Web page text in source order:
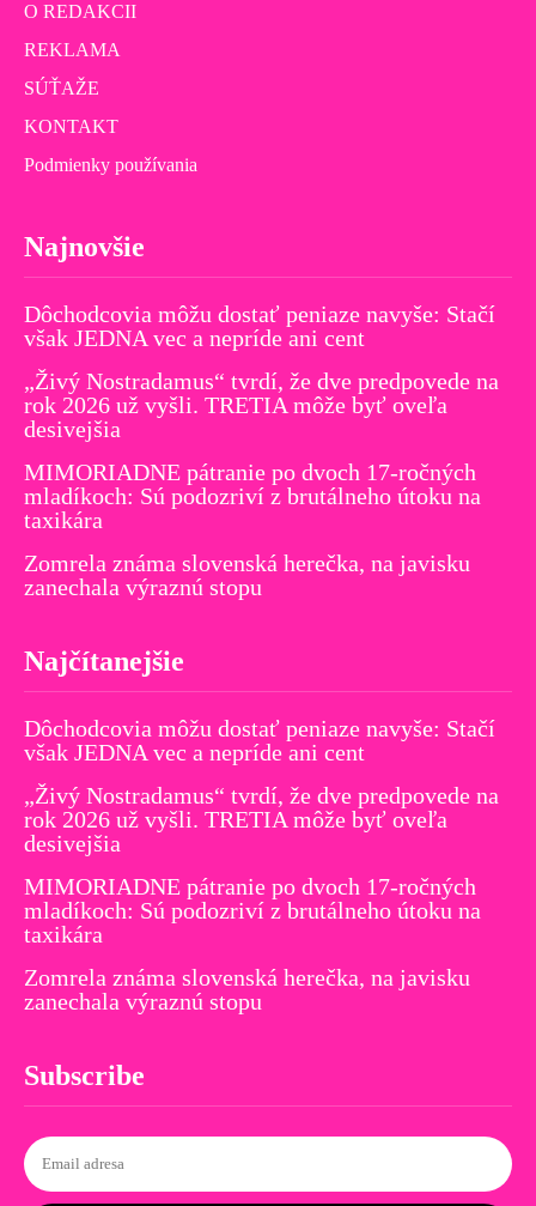
O REDAKCII
REKLAMA
SÚŤAŽE
KONTAKT
Podmienky používania
Najnovšie
Dôchodcovia môžu dostať peniaze navyše: Stačí
však JEDNA vec a nepríde ani cent
„Živý Nostradamus“ tvrdí, že dve predpovede na
rok 2026 už vyšli. TRETIA môže byť oveľa
desivejšia
MIMORIADNE pátranie po dvoch 17-ročných
mladíkoch: Sú podozriví z brutálneho útoku na
taxikára
Zomrela známa slovenská herečka, na javisku
zanechala výraznú stopu
Najčítanejšie
Dôchodcovia môžu dostať peniaze navyše: Stačí
však JEDNA vec a nepríde ani cent
„Živý Nostradamus“ tvrdí, že dve predpovede na
rok 2026 už vyšli. TRETIA môže byť oveľa
desivejšia
MIMORIADNE pátranie po dvoch 17-ročných
mladíkoch: Sú podozriví z brutálneho útoku na
taxikára
Zomrela známa slovenská herečka, na javisku
zanechala výraznú stopu
Subscribe